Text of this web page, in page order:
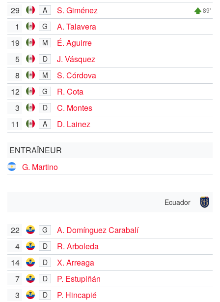
29 A S. Giménez 89'
1 G
A. Talavera
19
M
É. Aguirre
5
D
J. Vásquez
8
M
S. Córdova
12
G
R. Cota
3
D
C. Montes
11
A D. Lainez
ENTRAÎNEUR
G. Martino
Ecuador
22 G
A. Domínguez Carabalí
4
D
R. Arboleda
14
D
X. Arreaga
7
D
P. Estupiñán
3
D
P. Hincapié